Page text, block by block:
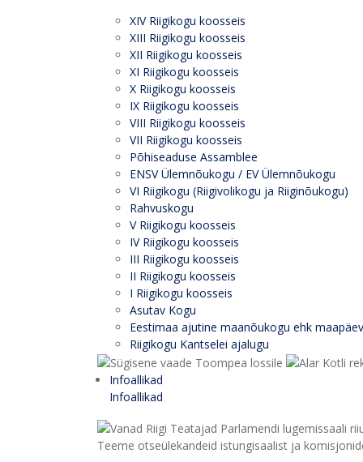
XIV Riigikogu koosseis
XIII Riigikogu koosseis
XII Riigikogu koosseis
XI Riigikogu koosseis
X Riigikogu koosseis
IX Riigikogu koosseis
VIII Riigikogu koosseis
VII Riigikogu koosseis
Põhiseaduse Assamblee
ENSV Ülemnõukogu / EV Ülemnõukogu
VI Riigikogu (Riigivolikogu ja Riiginõukogu)
Rahvuskogu
V Riigikogu koosseis
IV Riigikogu koosseis
III Riigikogu koosseis
II Riigikogu koosseis
I Riigikogu koosseis
Asutav Kogu
Eestimaa ajutine maanõukogu ehk maapäev
Riigikogu Kantselei ajalugu
Infoallikad
Infoallikad
Teeme otseülekandeid istungisaalist ja